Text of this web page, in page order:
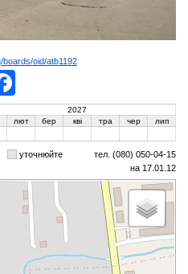
boards/oid/atb1192
2027
лют бер кві тра чер лип
уточнюйте
тел. (080) 050-04-15
на 17.01.12